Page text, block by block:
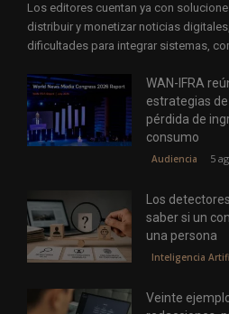
Los editores cuentan ya con
distribuir y monetizar noticias
dificultades para integrar sistemas,
WAN-IFRA
estrategias
pérdida de
consumo
Audiencia 5
Los
saber si un
una persona
Inteligencia
Veinte